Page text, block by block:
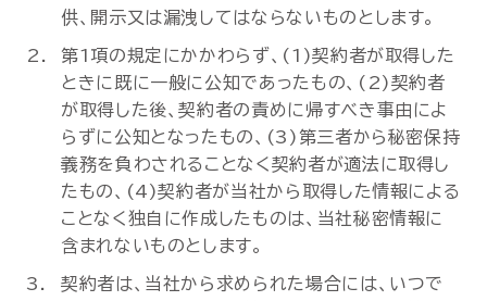
供、開示又は漏洩してはならないものとします。
第1項の規定にかかわらず、(1)契約者が取得した
ときに既に一般に公知であったもの、(2)契約者
が取得した後、契約者の責めに帰すべき事由によ
らずに公知となったもの、(3)第三者から秘密保持
義務を負わされることなく契約者が適法に取得し
たもの、(4)契約者が当社から取得した情報による
ことなく独自に作成したものは、当社秘密情報に
含まれないものとします。
契約者は、当社から求められた場合には、いつで